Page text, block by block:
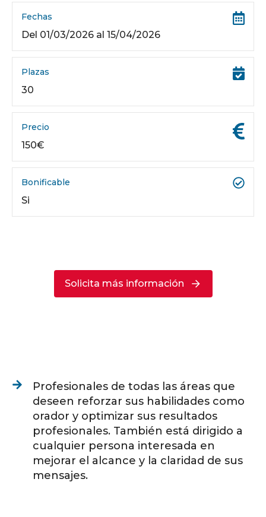
Profesionales de todas las áreas que
deseen reforzar sus habilidades como
orador y optimizar sus resultados
profesionales. También está dirigido a
cualquier persona interesada en
mejorar el alcance y la claridad de sus
mensajes.
Fechas
Del 01/03/2026 al 15/04/2026
Plazas
30
Precio
150€
Bonificable
Si
Solicita más información